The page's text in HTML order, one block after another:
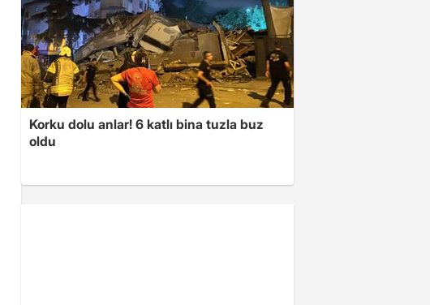
Korku dolu anlar! 6 katlı bina tuzla buz
oldu